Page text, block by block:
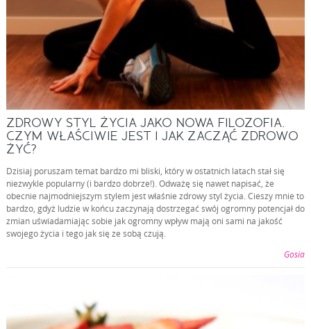
ZDROWY STYL ŻYCIA JAKO NOWA FILOZOFIA.
CZYM WŁAŚCIWIE JEST I JAK ZACZĄĆ ZDROWO
ŻYĆ?
Dzisiaj poruszam temat bardzo mi bliski, który w ostatnich latach stał się
niezwykle popularny (i bardzo dobrze!). Odważę się nawet napisać, że
obecnie najmodniejszym stylem jest właśnie zdrowy styl życia. Cieszy mnie to
bardzo, gdyż ludzie w końcu zaczynają dostrzegać swój ogromny potencjał do
zmian uświadamiając sobie jak ogromny wpływ mają oni sami na jakość
swojego życia i tego jak się ze sobą czują.
Gosia